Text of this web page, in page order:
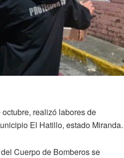
realizó labores de
El Hatillo, estado Miranda.
Cuerpo de Bomberos se